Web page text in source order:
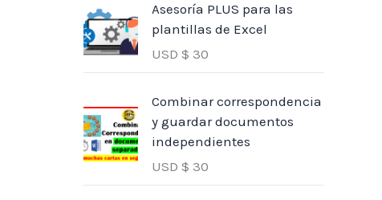
Asesoría PLUS para las
plantillas de Excel
USD $ 30
Combinar correspondencia
y guardar documentos
independientes
USD $ 30